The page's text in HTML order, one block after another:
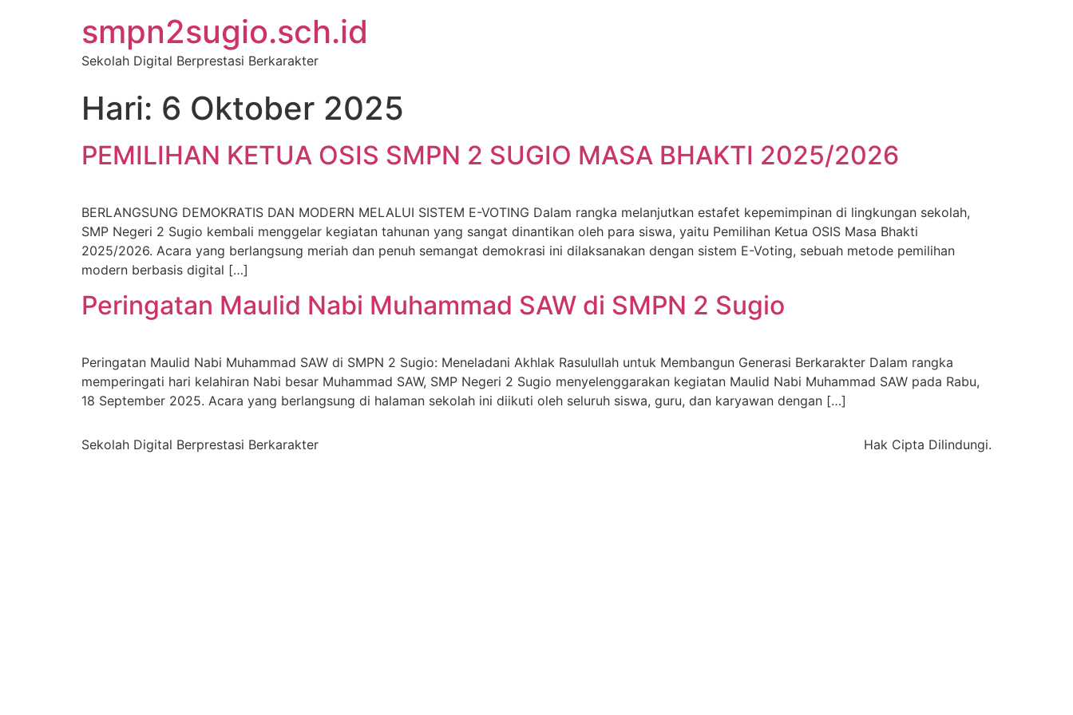
smpn2sugio.sch.id
Sekolah Digital Berprestasi Berkarakter
Hari: 6 Oktober 2025
PEMILIHAN KETUA OSIS SMPN 2 SUGIO MASA BHAKTI 2025/2026
BERLANGSUNG DEMOKRATIS DAN MODERN MELALUI SISTEM E-VOTING Dalam rangka melanjutkan estafet kepemimpinan di lingkungan sekolah,
SMP Negeri 2 Sugio kembali menggelar kegiatan tahunan yang sangat dinantikan oleh para siswa, yaitu Pemilihan Ketua OSIS Masa Bhakti
2025/2026. Acara yang berlangsung meriah dan penuh semangat demokrasi ini dilaksanakan dengan sistem E-Voting, sebuah metode pemilihan
modern berbasis digital […]
Peringatan Maulid Nabi Muhammad SAW di SMPN 2 Sugio
Peringatan Maulid Nabi Muhammad SAW di SMPN 2 Sugio: Meneladani Akhlak Rasulullah untuk Membangun Generasi Berkarakter Dalam rangka
memperingati hari kelahiran Nabi besar Muhammad SAW, SMP Negeri 2 Sugio menyelenggarakan kegiatan Maulid Nabi Muhammad SAW pada Rabu,
18 September 2025. Acara yang berlangsung di halaman sekolah ini diikuti oleh seluruh siswa, guru, dan karyawan dengan […]
Sekolah Digital Berprestasi Berkarakter Hak Cipta Dilindungi.